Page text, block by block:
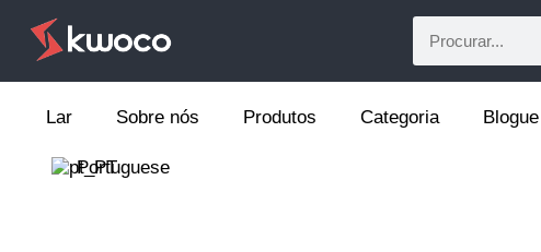
Lar Sobre nós Produtos Categoria Blogue
Portuguese